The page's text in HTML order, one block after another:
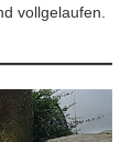
vollgelaufen.